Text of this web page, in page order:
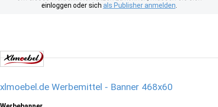
einloggen oder sich als Publisher anmelden
xlmoebel.de Werbemittel - Banner 468x60